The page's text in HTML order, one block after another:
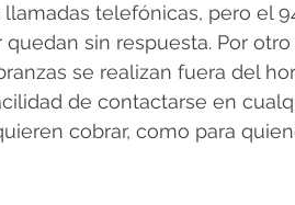
telefónicas, pero el
sin respuesta. Por
se realizan fuera del
de contactarse en
cobrar, como para